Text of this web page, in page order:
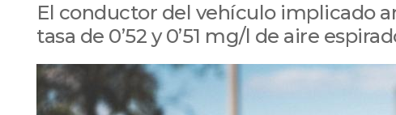
El conductor del vehículo implicado
tasa de 0’52 y 0’51 mg/l de aire